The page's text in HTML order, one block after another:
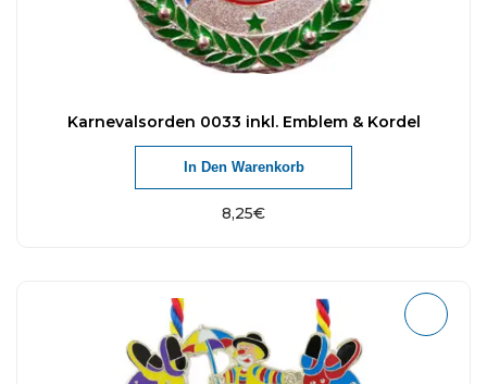
Karnevalsorden 0033 inkl. Emblem & Kordel
8,25€
In Den Warenkorb